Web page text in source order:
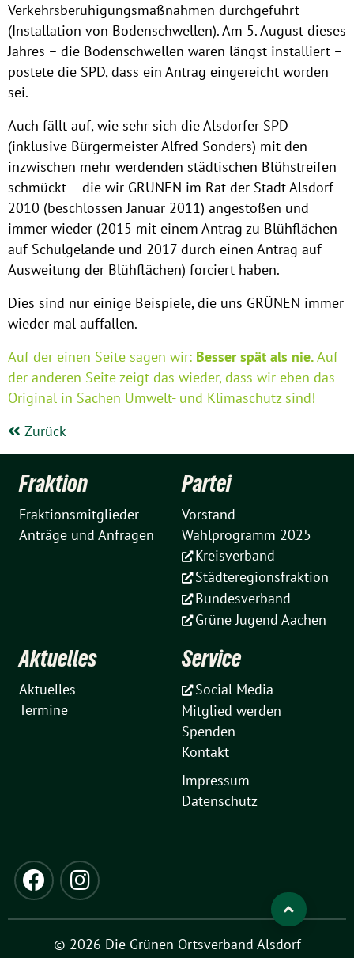
Verkehrsberuhigungsmaßnahmen durchgeführt
(Installation von Bodenschwellen). Am 5. August dieses
Jahres – die Bodenschwellen waren längst installiert –
postete die SPD, dass ein Antrag eingereicht worden
sei.
Auch fällt auf, wie sehr sich die Alsdorfer SPD
(inklusive Bürgermeister Alfred Sonders) mit den
inzwischen mehr werdenden städtischen Blühstreifen
schmückt – die wir GRÜNEN im Rat der Stadt Alsdorf
2010 (beschlossen Januar 2011) angestoßen und
immer wieder (2015 mit einem Antrag zu Blühflächen
auf Schulgelände und 2017 durch einen Antrag auf
Ausweitung der Blühflächen) forciert haben.
Dies sind nur einige Beispiele, die uns GRÜNEN immer
wieder mal auffallen.
Auf der einen Seite sagen wir: Besser spät als nie.Auf
der anderen Seite zeigt das wieder, dass wir eben das
Original in Sachen Umwelt- und Klimaschutz sind!
Zurück
Fraktion
Fraktionsmitglieder
Anträge und Anfragen
Partei
Vorstand
Wahlprogramm 2025
Kreisverband
Städteregionsfraktion
Bundesverband
Grüne Jugend Aachen
Aktuelles
Aktuelles
Termine
Service
Social Media
Mitglied werden
Spenden
Kontakt
Impressum
Datenschutz
© 2026 Die Grünen Ortsverband Alsdorf